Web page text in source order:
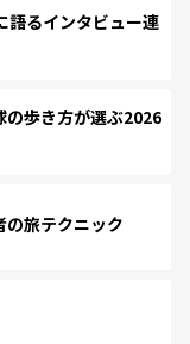
語るインタビュー連
の歩き方が選ぶ2026
の旅テクニック